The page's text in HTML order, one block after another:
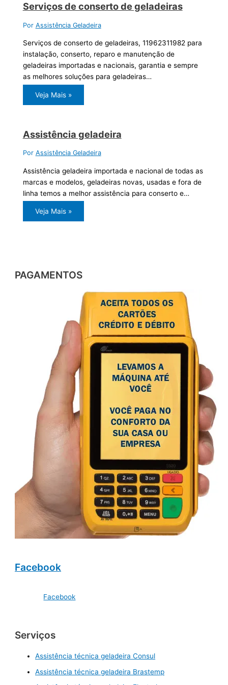
Serviços de conserto de geladeiras
Por Assistência Geladeira
Serviços de conserto de geladeiras, 11962311982 para
instalação, conserto, reparo e manutenção de
geladeiras importadas e nacionais, garantia e sempre
as melhores soluções para geladeiras…
Veja Mais »
Assistência geladeira
Por Assistência Geladeira
Assistência geladeira importada e nacional de todas as
marcas e modelos, geladeiras novas, usadas e fora de
linha temos a melhor assistência para conserto e…
Veja Mais »
PAGAMENTOS
Facebook
Facebook
Serviços
Assistência técnica geladeira Consul
Assistência técnica geladeira Brastemp